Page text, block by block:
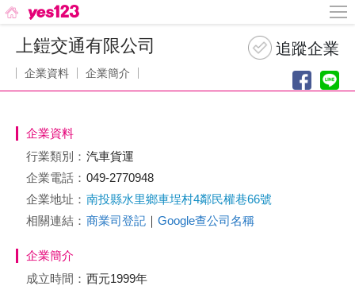
上鎧交通有限公司
企業資料 企業簡介
企業資料
行業類別： 汽車貨運
企業電話： 049-2770948
企業地址： 南投縣水里鄉車埕村4鄰民權巷66號
相關連結： 商業司登記 ｜ Google查公司名稱
企業簡介
成立時間： 西元1999年